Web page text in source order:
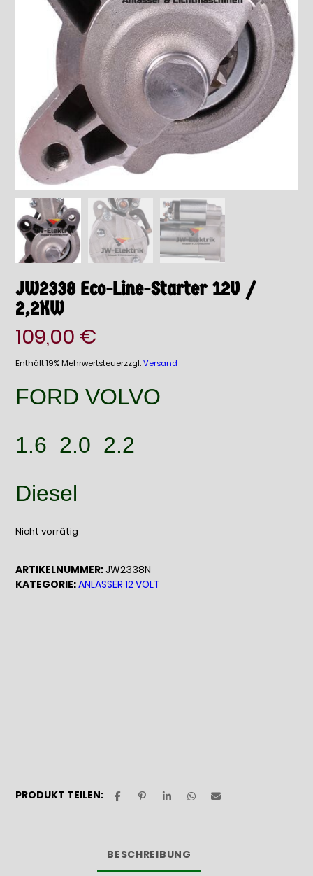
JW2338 Eco-Line-Starter 12V /
2,2KW
109,00 €
Enthält 19% Mehrwertsteuerzzgl.Versand
FORD VOLVO
1.6 2.0 2.2
Diesel
Nicht vorrätig
ARTIKELNUMMER:JW2338N
KATEGORIE:ANLASSER 12 VOLT
PRODUKT TEILEN:
BESCHREIBUNG